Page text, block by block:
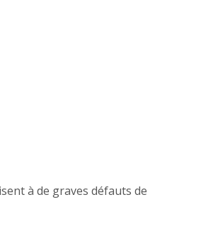
à de graves défauts de